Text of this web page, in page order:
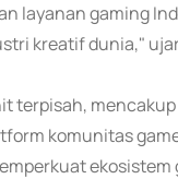
layanan gaming
kreatif dunia,"
terpisah,
komunitas
ekosistem